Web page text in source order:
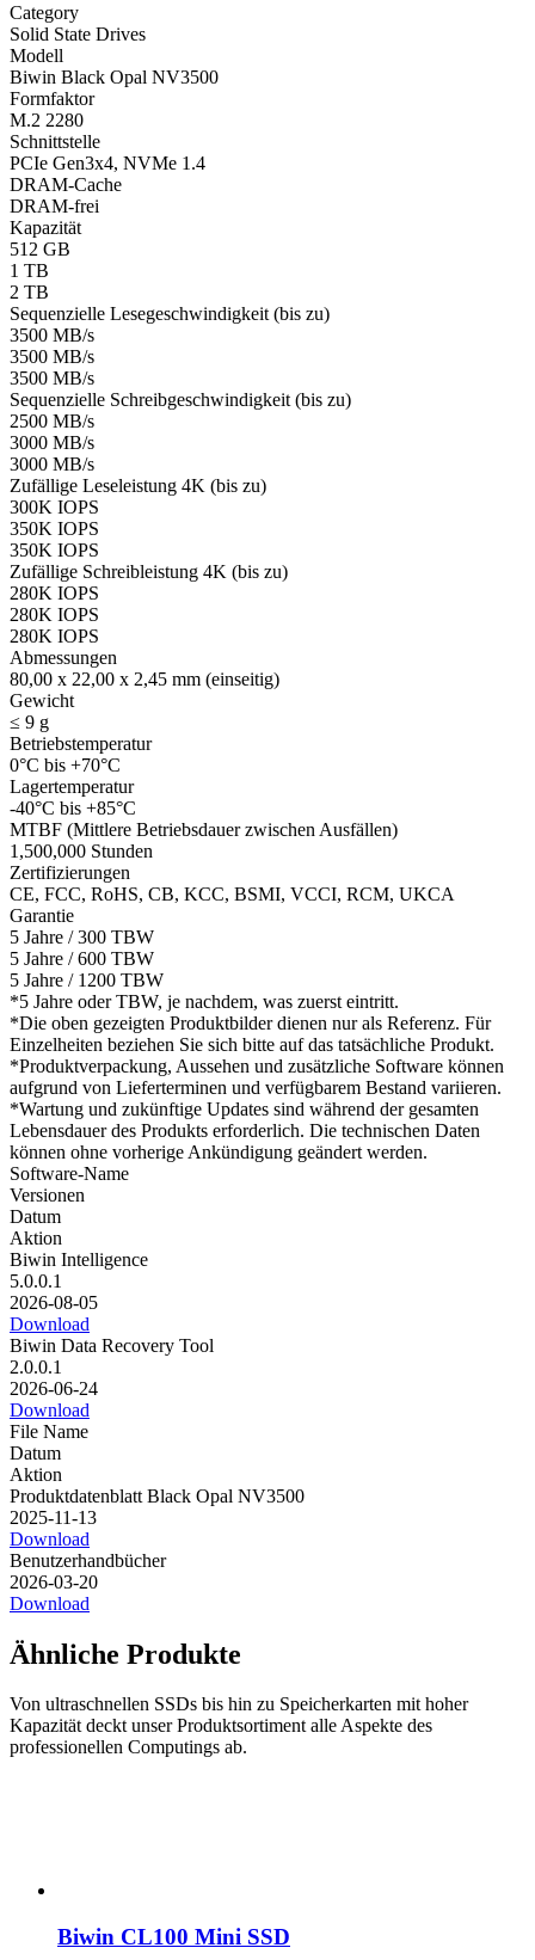
Category
Solid State Drives
Modell
Biwin Black Opal NV3500
Formfaktor
M.2 2280
Schnittstelle
PCIe Gen3x4, NVMe 1.4
DRAM-Cache
DRAM-frei
Kapazität
512 GB
1 TB
2 TB
Sequenzielle Lesegeschwindigkeit (bis zu)
3500 MB/s
3500 MB/s
3500 MB/s
Sequenzielle Schreibgeschwindigkeit (bis zu)
2500 MB/s
3000 MB/s
3000 MB/s
Zufällige Leseleistung 4K (bis zu)
300K IOPS
350K IOPS
350K IOPS
Zufällige Schreibleistung 4K (bis zu)
280K IOPS
280K IOPS
280K IOPS
Abmessungen
80,00 x 22,00 x 2,45 mm (einseitig)
Gewicht
≤ 9 g
Betriebstemperatur
0°C bis +70°C
Lagertemperatur
-40°C bis +85°C
MTBF (Mittlere Betriebsdauer zwischen Ausfällen)
1,500,000 Stunden
Zertifizierungen
CE, FCC, RoHS, CB, KCC, BSMI, VCCI, RCM, UKCA
Garantie
5 Jahre / 300 TBW
5 Jahre / 600 TBW
5 Jahre / 1200 TBW
*5 Jahre oder TBW, je nachdem, was zuerst eintritt.
*Die oben gezeigten Produktbilder dienen nur als Referenz. Für
Einzelheiten beziehen Sie sich bitte auf das tatsächliche Produkt.
*Produktverpackung, Aussehen und zusätzliche Software können
aufgrund von Lieferterminen und verfügbarem Bestand variieren.
*Wartung und zukünftige Updates sind während der gesamten
Lebensdauer des Produkts erforderlich. Die technischen Daten
können ohne vorherige Ankündigung geändert werden.
Software‑Name
Versionen
Datum
Aktion
Biwin Intelligence
5.0.0.1
2026-08-05
Download
Biwin Data Recovery Tool
2.0.0.1
2026-06-24
Download
File Name
Datum
Aktion
Produktdatenblatt Black Opal NV3500
2025-11-13
Download
Benutzerhandbücher
2026-03-20
Download
Ähnliche Produkte
Von ultraschnellen SSDs bis hin zu Speicherkarten mit hoher
Kapazität deckt unser Produktsortiment alle Aspekte des
professionellen Computings ab.
Biwin CL100 Mini SSD